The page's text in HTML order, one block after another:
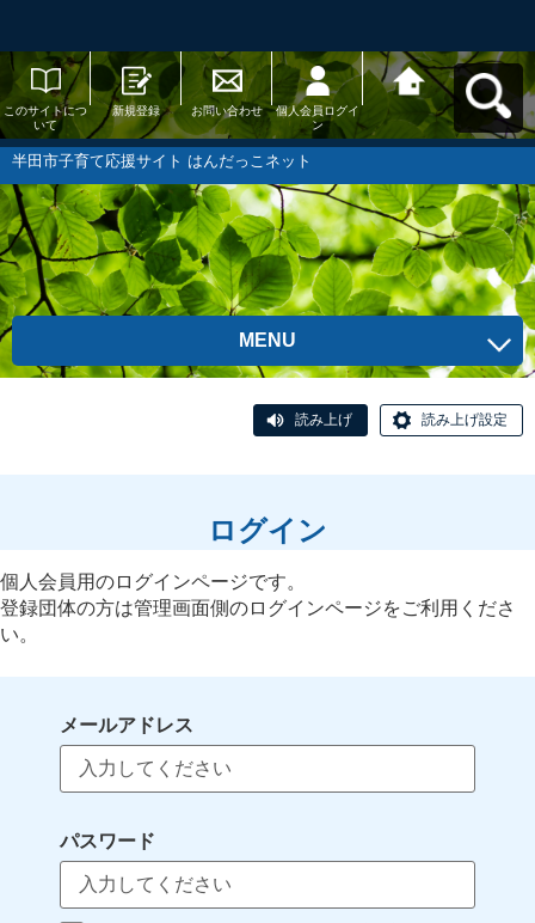
このサイトにつ
いて
新規登録 お問い合わせ
個人会員ログイ
ン
半田市子育て応
援サイト はんだ
っこネットへ戻
半田市子育て応援サイト はんだっこネット
MENU
読み上げ 読み上げ設定
ログイン
個人会員用のログインページです。
登録団体の方は管理画面側のログインページをご利用くださ
い。
メールアドレス
パスワード